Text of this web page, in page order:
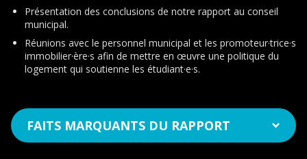
Présentation des conclusions de notre rapport au conseil
municipal.
Réunions avec le personnel municipal et les promoteur·trice·s
immobilier·ère·s afin de mettre en œuvre une politique du
logement qui soutienne les étudiant·e·s.
FAITS MARQUANTS DU RAPPORT